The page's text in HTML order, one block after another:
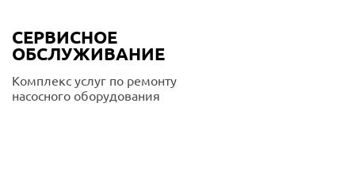
СЕРВИСНОЕ
ОБСЛУЖИВАНИЕ
Комплекс услуг по ремонту
насосного оборудования